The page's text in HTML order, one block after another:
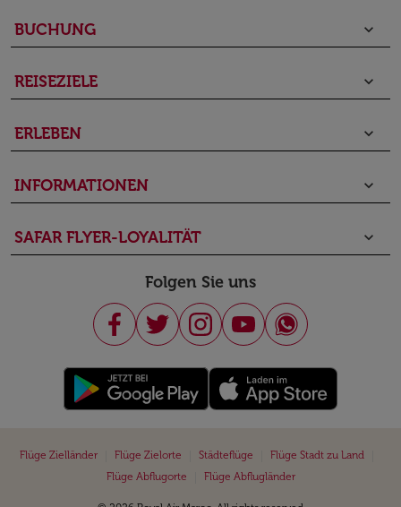
BUCHUNG keyboard_arrow_down
REISEZIELE keyboard_arrow_down
ERLEBEN keyboard_arrow_down
INFORMATIONEN keyboard_arrow_down
SAFAR FLYER-LOYALITÄT keyboard_arrow_down
Folgen Sie uns
Flüge Zielländer Flüge Zielorte Städteflüge Flüge Stadt zu Land
Flüge Abflugorte
Flüge Abflugländer